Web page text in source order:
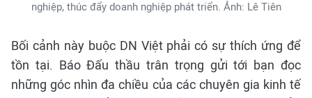
nghiệp, thúc đẩy doanh nghiệp phát triển. Ảnh: Lê Tiên
Bối cảnh này buộc DN Việt phải có sự thích ứng để
tồn tại. Báo Đấu thầu trân trọng gửi tới bạn đọc
những góc nhìn đa chiều của các chuyên gia kinh tế